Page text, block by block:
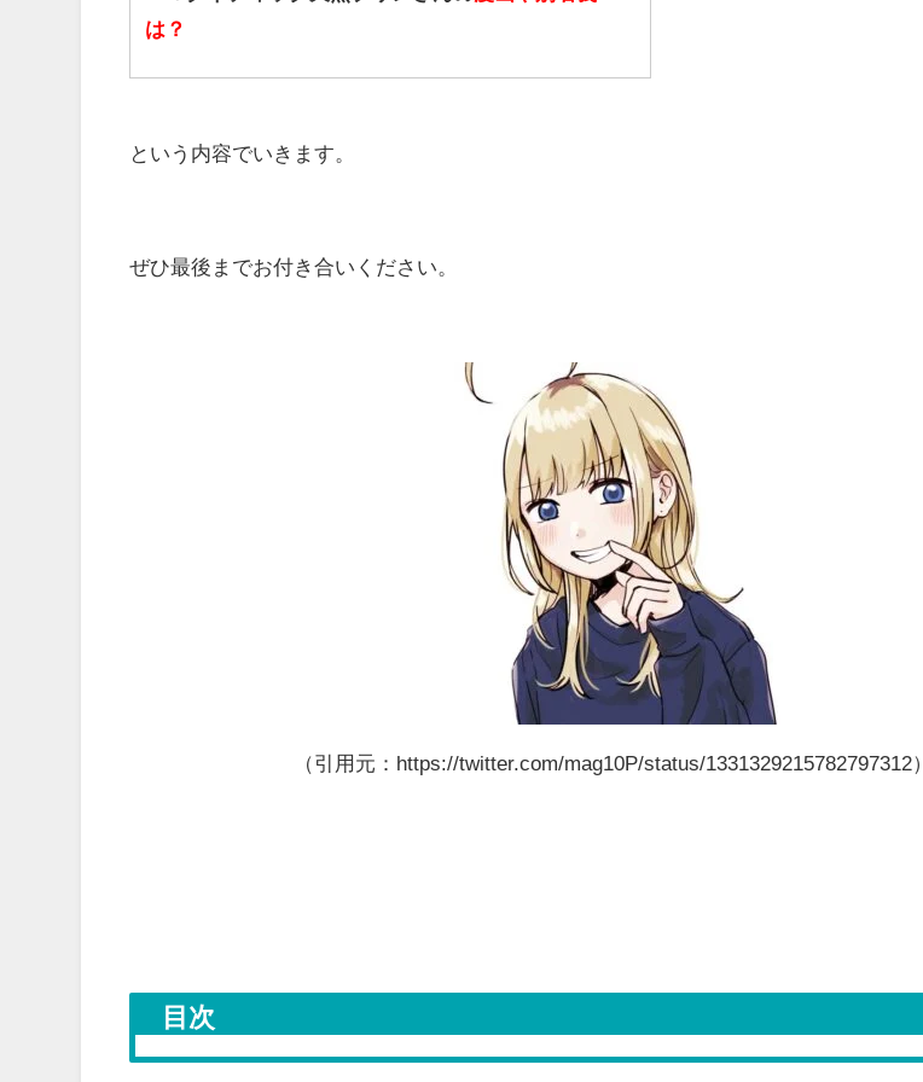
は？
という内容でいきます。
ぜひ最後までお付き合いください。
（引用元：https://twitter.com/mag10P/status/1331329215782797312）
目次